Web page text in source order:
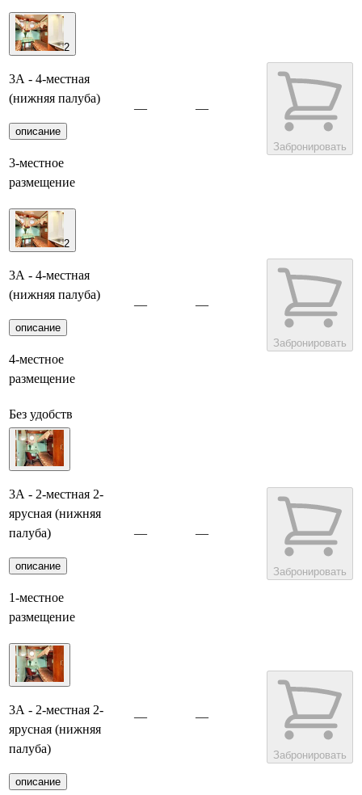
2
3А - 4-местная
(нижняя палуба)
описание
3-местное
размещение
— —
Забронировать
2
3А - 4-местная
(нижняя палуба)
описание
4-местное
размещение
— —
Забронировать
Без удобств
3А - 2-местная 2-
ярусная (нижняя
палуба)
описание
1-местное
размещение
— —
Забронировать
3А - 2-местная 2-
ярусная (нижняя
палуба)
описание
— —
Забронировать